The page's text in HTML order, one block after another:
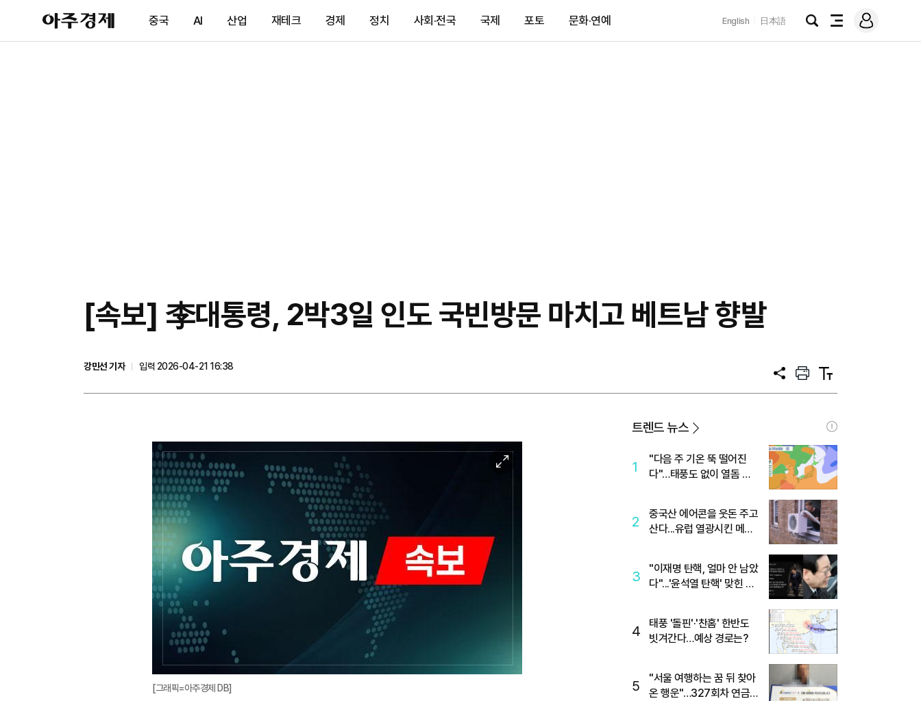
아
주
제
중국 AI 산업 재테크 경제 정치 사회·전국 국제 포토 문화·연예 English 日本語
검
전
메
그
[속보] 李대통령, 2박3일 인도 국빈방문 마치고 베트남 향발
강민선 기자
입력 2026-04-21 16:38
공
프
트
텍
트
대
[그래픽=아주경제 DB]
트렌드 뉴스
1
"다음 주 기온 뚝 떨어진
다"…태풍도 없이 열돔 박
2
중국산 에어콘을 웃돈 주고
산다...유럽 열광시킨 메이
3
"이재명 탄핵, 얼마 안 남았
다"...'윤석열 탄핵' 맞힌 무
4
태풍 '돌핀'·'찬홈' 한반도
빗겨간다…예상 경로는?
5
"서울 여행하는 꿈 뒤 찾아
온 행운"…327회차 연금